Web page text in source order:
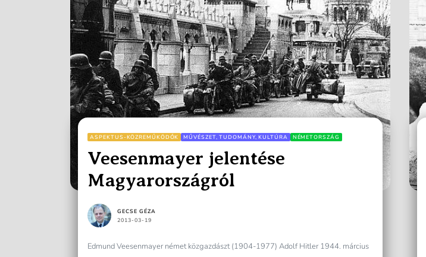
ASPEKTUS-KÖZREMŰKÖDŐK MŰVÉSZET, TUDOMÁNY, KULTÚRA NÉMETORSZÁG
Veesenmayer jelentése
Magyarországról
GECSE GÉZA
2013-03-19
Edmund Veesenmayer német közgazdászt (1904-1977) Adolf Hitler 1944. március